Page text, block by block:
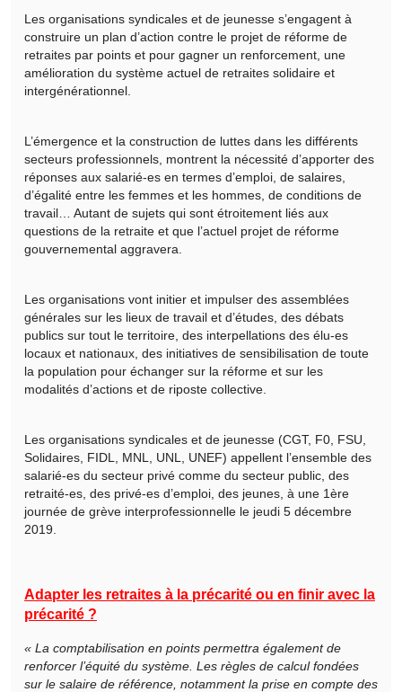
Les organisations syndicales et de jeunesse s’engagent à
construire un plan d’action contre le projet de réforme de
retraites par points et pour gagner un renforcement, une
amélioration du système actuel de retraites solidaire et
intergénérationnel.
L’émergence et la construction de luttes dans les différents
secteurs professionnels, montrent la nécessité d’apporter des
réponses aux salarié-es en termes d’emploi, de salaires,
d’égalité entre les femmes et les hommes, de conditions de
travail… Autant de sujets qui sont étroitement liés aux
questions de la retraite et que l’actuel projet de réforme
gouvernemental aggravera.
Les organisations vont initier et impulser des assemblées
générales sur les lieux de travail et d’études, des débats
publics sur tout le territoire, des interpellations des élu-es
locaux et nationaux, des initiatives de sensibilisation de toute
la population pour échanger sur la réforme et sur les
modalités d’actions et de riposte collective.
Les organisations syndicales et de jeunesse (CGT, F0, FSU,
Solidaires, FIDL, MNL, UNL, UNEF) appellent l’ensemble des
salarié-es du secteur privé comme du secteur public, des
retraité-es, des privé-es d’emploi, des jeunes, à une 1ère
journée de grève interprofessionnelle le jeudi 5 décembre
2019.
Adapter les retraites à la précarité ou en finir avec la
précarité ?
« La comptabilisation en points permettra également de
renforcer l’équité du système. Les règles de calcul fondées
sur le salaire de référence, notamment la prise en compte des